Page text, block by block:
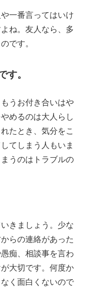
一番言ってはいけ
ね。友人なら、多
です。
す。
うお付き合いはや
めるのは大人らし
たとき、気分をこ
てしまう人もいま
うのはトラブルの
きましょう。少な
らの連絡があった
痴、相談事を言わ
大切です。何度か
く面白くないので